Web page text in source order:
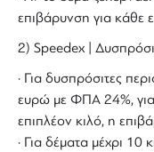
επιβάρυνση για κάθε
2) Speedex |
· Για δυσπρόσιτες
ευρώ με ΦΠΑ 24%, για
επιπλέον κιλό, η
· Για δέματα μέχρι 10